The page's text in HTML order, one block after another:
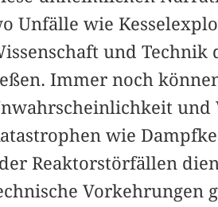
Unfälle wie
und
Immer noch
und
wie
Reaktorstörfällen
Vorkehrungen